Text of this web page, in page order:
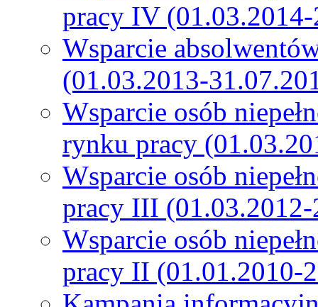
pracy IV
Wsparcie
(01.03.2013-
Wsparcie osób
rynku pracy
Wsparcie osób
pracy III
Wsparcie osób
pracy II (01.01.2010-